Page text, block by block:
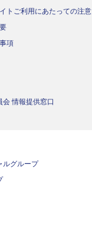
トご利用にあたっての注意
項
情報提供窓口
ルグループ